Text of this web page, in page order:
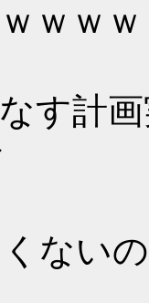
ｗｗｗ
す計
ない